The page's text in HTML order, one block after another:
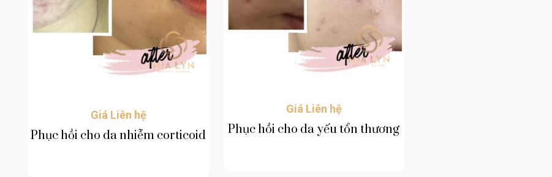
Giá Liên hệ
Phục hồi cho da nhiễm corticoid
Giá Liên hệ
Phục hồi cho da yếu tổn thương